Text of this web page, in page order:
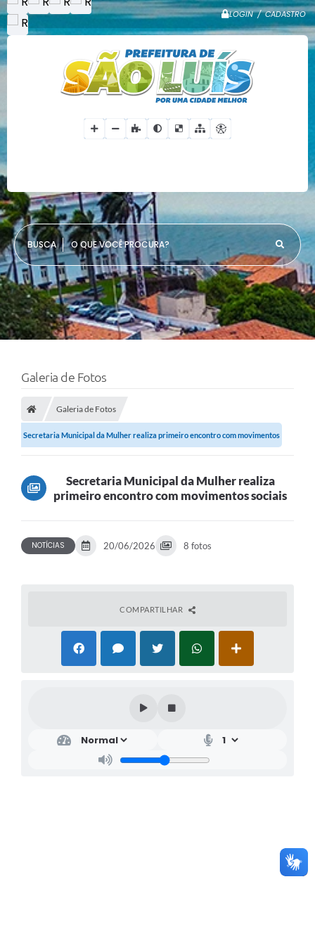
LOGIN / CADASTRO
O QUE VOCÊ PROCURA?
Galeria de Fotos
Galeria de Fotos
Secretaria Municipal da Mulher realiza primeiro encontro com movimentos
Secretaria Municipal da Mulher realiza
primeiro encontro com movimentos sociais
NOTÍCIAS 20/06/2026 8 fotos
COMPARTILHAR